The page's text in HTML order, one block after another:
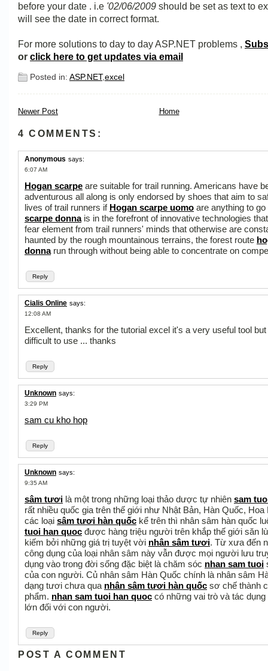
before your date . i.e '02/06/2009 should be set as text to
will see the date in correct format.
For more solutions to day to day ASP.NET problems ,
or click here to get updates via email
Posted in: ASP.NET,excel
Newer Post Home
4 COMMENTS:
Anonymous says:
6:07 AM
Reply
Hogan scarpe are suitable for trail running. Americans have
adventurous all along is only endorsed by shoes that aim to
lives of trail runners if Hogan scarpe uomo are anything to
scarpe donnais in the forefront of innovative technologies
fear element from trail runners' minds that otherwise are
haunted by the rough mountainous terrains, the forest route
donnarun through without being able to concentrate on
Cialis Online says:
12:08 AM
Reply
Excellent, thanks for the tutorial excel it's a very useful tool
difficult to use ... thanks
Unknown says:
3:29 PM
Reply
sam cu kho hop
Unknown says:
9:35 AM
Reply
sâm tươi là một trong những loại thảo dược tự nhiên sam
rất nhiều quốc gia trên thế giới như Nhật Bản, Hàn Quốc, Hoa
các loại sâm tươi hàn quốc kể trên thì nhân sâm hàn quốc
tuoi han quoc được hàng triệu người trên khắp thế giới săn
kiếm bởi những giá trị tuyệt vời nhân sâm tươi. Từ xưa đến
công dụng của loại nhân sâm này vẫn được mọi người lưu
dụng vào trong đời sống đặc biệt là chăm sóc nhan sam tuoi
của con người. Củ nhân sâm Hàn Quốc chính là nhân sâm
dạng tươi chưa qua nhân sâm tươi hàn quốc sơ chế thành
phẩm. nhan sam tuoi han quoc có những vai trò và tác dụng
lớn đối với con người.
POST A COMMENT